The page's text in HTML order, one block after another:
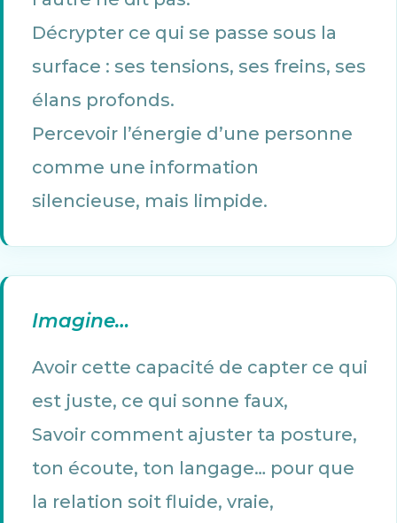
Décrypter ce qui se passe sous la
surface : ses tensions, ses freins, ses
élans profonds.
Percevoir l’énergie d’une personne
comme une information
silencieuse, mais limpide.
Imagine…
Avoir cette capacité de capter ce qui
est juste, ce qui sonne faux,
Savoir comment ajuster ta posture,
ton écoute, ton langage… pour que
la relation soit fluide, vraie,